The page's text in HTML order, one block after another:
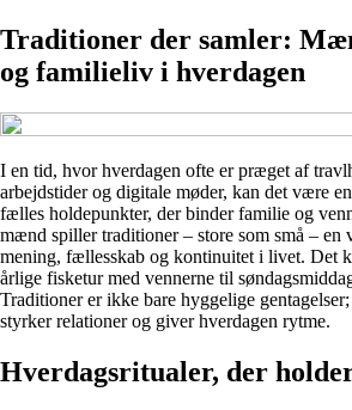
Traditioner der samler:
og familieliv i hverdagen
I en tid, hvor hverdagen ofte er præget af
arbejdstider og digitale møder, kan det være
fælles holdepunkter, der binder familie og
mænd spiller traditioner – store som små – en
mening, fællesskab og kontinuitet i livet. Det
årlige fisketur med vennerne til
Traditioner er ikke bare hyggelige
styrker relationer og giver hverdagen rytme.
Hverdagsritualer, der